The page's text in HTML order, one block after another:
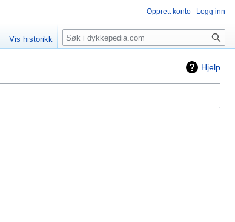
Hjelp
Opprett konto Logg inn
Vis historikk Søk